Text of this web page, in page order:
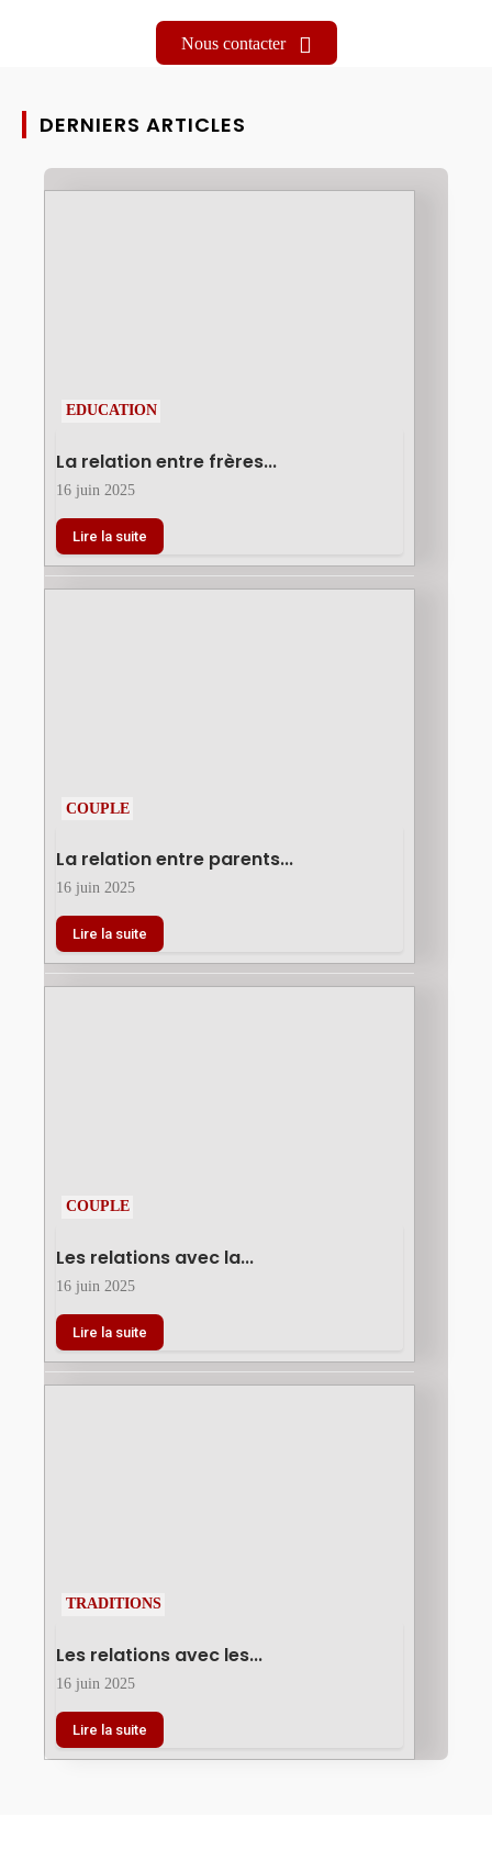
Nous contacter
DERNIERS ARTICLES
EDUCATION
La relation entre frères...
16 juin 2025
Lire la suite
COUPLE
La relation entre parents...
16 juin 2025
Lire la suite
COUPLE
Les relations avec la...
16 juin 2025
Lire la suite
TRADITIONS
Les relations avec les...
16 juin 2025
Lire la suite